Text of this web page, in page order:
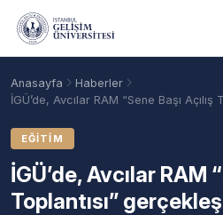
Ana içeriğe geç
Anasayfa
Haberler
İGÜ’de, Avcılar RAM “Sene Başı
EĞITIM
İGÜ’de, Avcılar RAM
Toplantısı”